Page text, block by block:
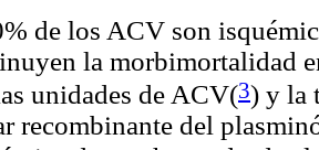
de los ACV son
la morbimortalidad
unidades de ACV(3) y la
recombinante del